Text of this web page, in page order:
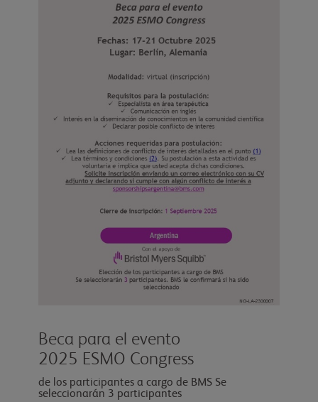
Beca para el evento
2025 ESMO Congress
de los participantes a cargo de BMS Se
seleccionarán 3 participantes